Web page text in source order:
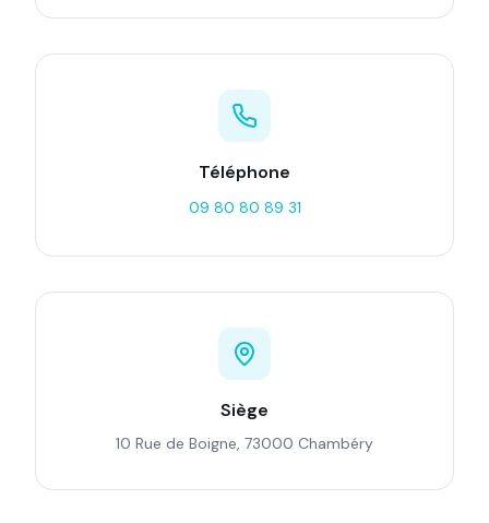
Téléphone
09 80 80 89 31
Siège
10 Rue de Boigne, 73000 Chambéry